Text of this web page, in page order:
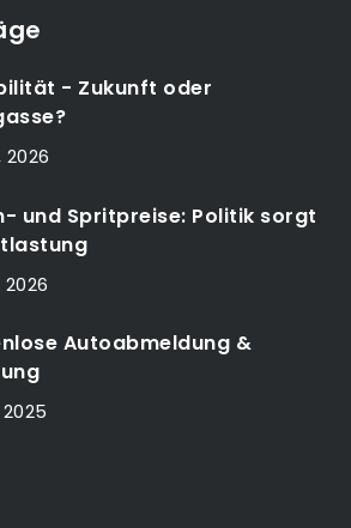
- Zukunft oder
und Spritpreise: Politik sorgt
Autoabmeldung &